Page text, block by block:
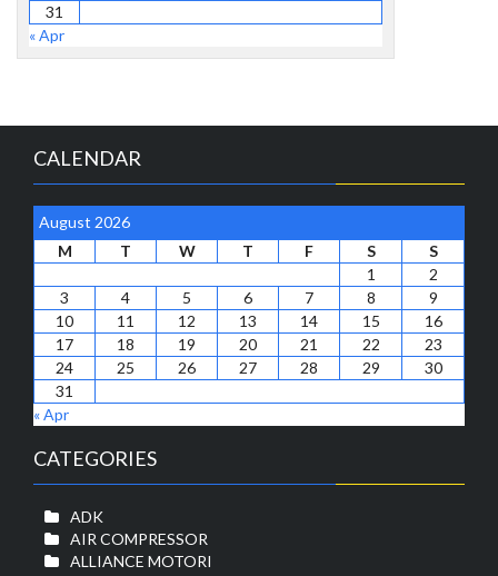
31
« Apr
CALENDAR
August 2026
M
T W T F S
S
1
2
3
4 5 6 7 8
9
10
11 12 13 14 15
16
17
18 19 20 21 22
23
24
25 26 27 28 29
30
31
« Apr
CATEGORIES
ADK
AIR COMPRESSOR
ALLIANCE MOTORI